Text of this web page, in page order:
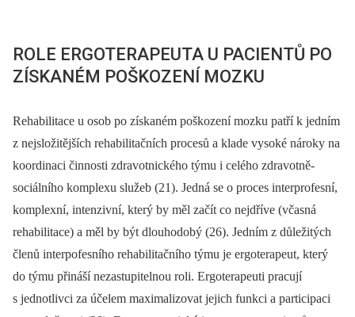
ROLE ERGOTERAPEUTA U PACIENTŮ PO
ZÍSKANÉM POŠKOZENÍ MOZKU
Rehabilitace u osob po získaném poškození mozku patří k jedním
z nejsložitějších rehabilitačních procesů a klade vysoké nároky na
koordinaci činnosti zdravotnického týmu i celého zdravotně-
sociálního komplexu služeb (21). Jedná se o proces interprofesní,
komplexní, intenzivní, který by měl začít co nejdříve (včasná
rehabilitace) a měl by být dlouhodobý (26). Jedním z důležitých
členů interpofesního rehabilitačního týmu je ergoterapeut, který
do týmu přináší nezastupitelnou roli. Ergoterapeuti pracují
s jednotlivci za účelem maximalizovat jejich funkci a participaci